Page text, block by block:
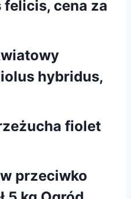
felicis, cena za
hybridus,
fiolet
przeciwko